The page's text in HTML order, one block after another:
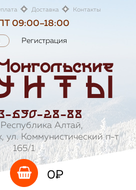
Доставка Контакты
09:00–18:00
Регистрация
690-28-88
Алтай,
ул. Коммунистический п-т
165/1
0P